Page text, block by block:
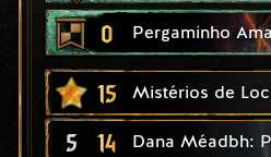
0 Pergaminho
15 Mistérios de
5 14 Dana Méadbh: